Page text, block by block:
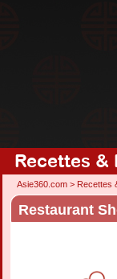
Recettes &
Asie360.com > Recettes
Restaurant